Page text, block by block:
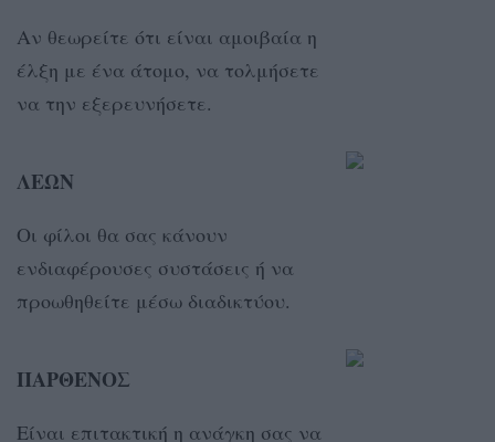
Αν θεωρείτε ότι είναι αμοιβαία η
έλξη με ένα άτομο, να τολμήσετε
να την εξερευνήσετε.
ΛΕΩΝ
Οι φίλοι θα σας κάνουν
ενδιαφέρουσες συστάσεις ή να
προωθηθείτε μέσω διαδικτύου.
ΠΑΡΘΕΝΟΣ
Είναι επιτακτική η ανάγκη σας να